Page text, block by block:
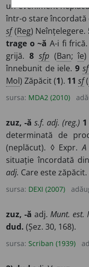
un eveniment
într-o stare încordată
sf(Reg) Neînțelegere.
trage o ~ă A-i fi frică.
grijă. 8 sfp(Ban;îe
înnebunit de iele.9 sf
Mol) Zăpăcit (1). 11 sf(
sursa: MDA2 (2010)
zuz, -ă s.f. adj. (reg.) 1
determinată de
(neplăcut). ◊ Expr.
situație încordată
adj. Care este zăpăcit.
sursa: DEXI (2007)
zuz, -ă adj. Munt. est.
dud. (Șez. 30, 168).
sursa: Scriban (1939)